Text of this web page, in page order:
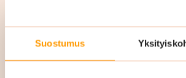
Suostumus
Porraskäytävien lattiat ovat